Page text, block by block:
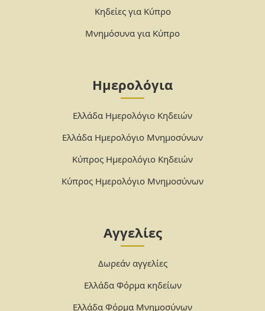
Κηδείες για Κύπρο
Μνημόσυνα για Κύπρο
Ημερολόγια
Ελλάδα Ημερολόγιο Κηδειών
Ελλάδα Ημερολόγιο Μνημοσύνων
Κύπρος Ημερολόγιο Κηδειών
Κύπρος Ημερολόγιο Μνημοσύνων
Αγγελίες
Δωρεάν αγγελίες
Ελλάδα Φόρμα κηδείων
Ελλάδα Φόρμα Μνημοσύνων